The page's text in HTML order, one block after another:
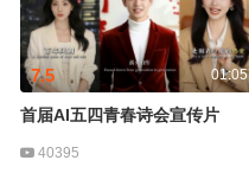
01:05
7.5
首届AI五四青春诗会宣传片
40395